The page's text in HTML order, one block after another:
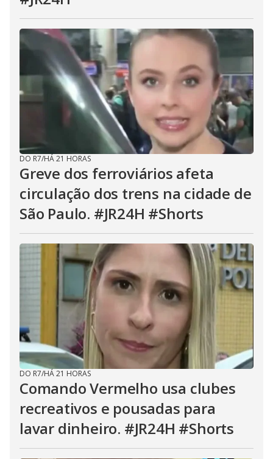
DO R7/HÁ 21 HORAS
Greve dos ferroviários afeta
circulação dos trens na cidade de
São Paulo. #JR24H #Shorts
DO R7/HÁ 21 HORAS
Comando Vermelho usa clubes
recreativos e pousadas para
lavar dinheiro. #JR24H #Shorts